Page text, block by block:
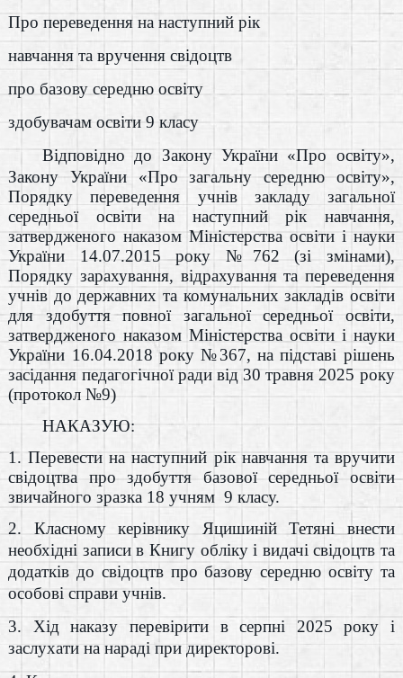
Про переведення на наступний рік
навчання та вручення свідоцтв
про базову середню освіту
здобувачам освіти 9 класу
Відповідно до Закону України «Про освіту»,
Закону України «Про загальну середню освіту»,
Порядку переведення учнів закладу загальної
середньої освіти на наступний рік навчання,
затвердженого наказом Міністерства освіти і науки
України 14.07.2015 року №762 (зі змінами),
Порядку зарахування, відрахування та переведення
учнів до державних та комунальних закладів освіти
для здобуття повної загальної середньої освіти,
затвердженого наказом Міністерства освіти і науки
України 16.04.2018 року №367, на підставі рішень
засідання педагогічної ради від 30 травня 2025 року
(протокол №9)
НАКАЗУЮ:
1. Перевести на наступний рік навчання та вручити
свідоцтва про здобуття базової середньої освіти
звичайного зразка 18 учням 9 класу.
2. Класному керівнику Яцишиній Тетяні внести
необхідні записи в Книгу обліку і видачі свідоцтв та
додатків до свідоцтв про базову середню освіту та
особові справи учнів.
3. Хід наказу перевірити в серпні 2025 року і
заслухати на нараді при директорові.